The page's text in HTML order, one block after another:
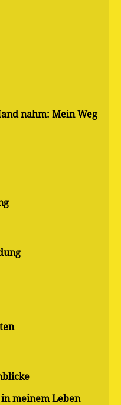
nahm: Mein Weg
meinem Leben